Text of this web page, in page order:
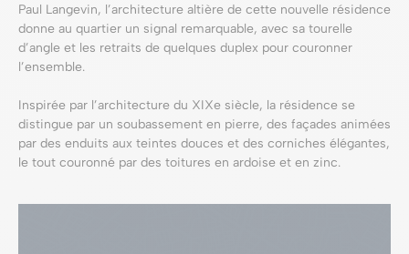
Paul Langevin, l’architecture altière de cette nouvelle résidence
donne au quartier un signal remarquable, avec sa tourelle
d’angle et les retraits de quelques duplex pour couronner
l’ensemble.
Inspirée par l’architecture du XIXe siècle, la résidence se
distingue par un soubassement en pierre, des façades animées
par des enduits aux teintes douces et des corniches élégantes,
le tout couronné par des toitures en ardoise et en zinc.